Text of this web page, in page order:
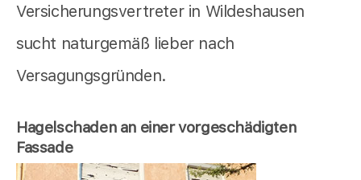
Versicherungsvertreter in Wildeshausen
sucht naturgemäß lieber nach
Versagungsgründen.
Hagelschaden an einer vorgeschädigten
Fassade